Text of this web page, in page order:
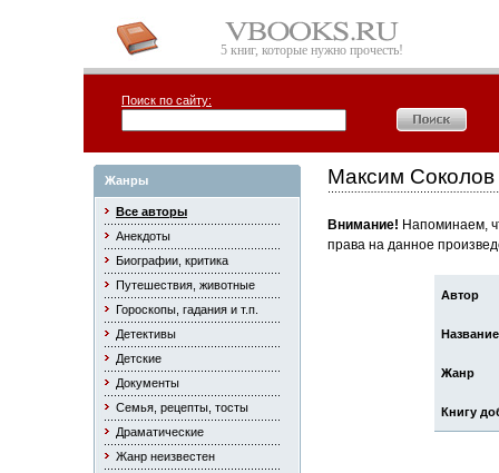
5 книг, которые нужно прочесть!
Поиск по сайту:
Жанры
Все авторы
Анекдоты
Биографии, критика
Путешествия, животные
Гороскопы, гадания и т.п.
Детективы
Детские
Документы
Семья, рецепты, тосты
Драматические
Жанр неизвестен
Максим
Внимание! Напоминаем,
права на данное
Автор
Название
Жанр
Книгу